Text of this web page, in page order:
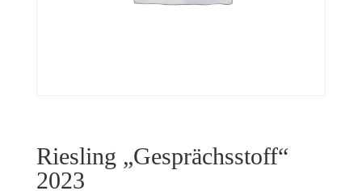
Riesling „Gesprächsstoff“
2023